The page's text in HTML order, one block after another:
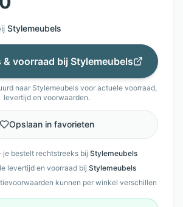
Stylemeubels
& voorraad bij Stylemeubels
naar Stylemeubels voor actuele voorraad,
levertijd en voorwaarden.
Opslaan in favorieten
bestelt rechtstreeks bij Stylemeubels
levertijd en voorraad bij Stylemeubels
kunnen per winkel verschillen